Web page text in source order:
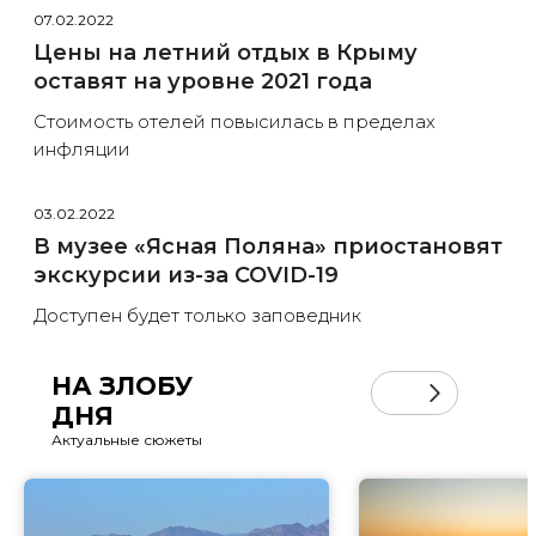
07.02.2022
Цены на летний отдых в Крыму
оставят на уровне 2021 года
Стоимость отелей повысилась в пределах
инфляции
03.02.2022
В музее «Ясная Поляна» приостановят
экскурсии из-за COVID-19
Доступен будет только заповедник
НА ЗЛОБУ
ДНЯ
Актуальные сюжеты